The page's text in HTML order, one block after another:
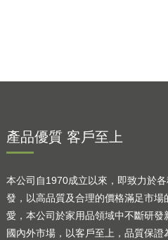
產品優質 客戶至上
本公司自1970成立以來，即致力於
發，以高品質及合理的價格滿足市場
愛，本公司於家用品領域中不斷研發
國內外市場，以客戶至上，品質保證